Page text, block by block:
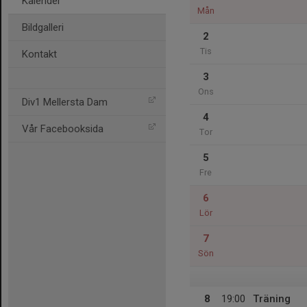
Bildgalleri
Kontakt
Div1 Mellersta Dam
Vår Facebooksida
Mån
2
Tis
3
Ons
4
Tor
5
Fre
6
Lör
7
Sön
8 19:00 Träning